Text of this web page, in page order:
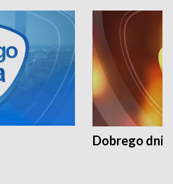
Dobrego dnia